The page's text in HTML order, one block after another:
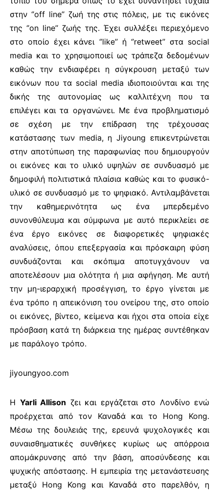
στην ‘’off line’’ ζωή της στις πόλεις, με τις εικόνες
της ‘’on line’’ ζωής της. Έχει συλλέξει περιεχόμενο
στο οποίο έχει κάνει ‘’like’’ ή ‘’retweet’’ στα social
media και το χρησιμοποιεί ως τράπεζα δεδομένων
καθώς την ενδιαφέρει η σύγκρουση μεταξύ των
εικόνων που τα social media ιδιοποιούνται και της
δικής της αυτονομίας ως καλλιτέχνη που τα
επιλέγει και τα οργανώνει. Με ένα προβληματισμό
σε σχέση με την επίδραση της τρέχουσας
κατάστασης των media, η Jiyoung επικεντρώνεται
στην αποτύπωση της παραφωνίας που δημιουργούν
οι εικόνες και το υλικό υψηλών σε συνδυασμό με
δημοφιλή πολιτιστικά πλαίσια καθώς και το φυσικό-
υλικό σε συνδυασμό με το ψηφιακό. Αντιλαμβάνεται
την καθημερινότητα ως ένα μπερδεμένο
συνονθύλευμα και σύμφωνα με αυτό περικλείει σε
ένα έργο εικόνες σε διαφορετικές ψηφιακές
αναλύσεις, όπου επεξεργασία και πρόσκαιρη φύση
συνδυάζονται και σκόπιμα αποτυγχάνουν να
αποτελέσουν μια ολότητα ή μια αφήγηση. Με αυτή
την μη-ιεραρχική προσέγγιση, το έργο γίνεται με
ένα τρόπο η απεικόνιση του ονείρου της, στο οποίο
οι εικόνες, βίντεο, κείμενα και ήχοι στα οποία είχε
πρόσβαση κατά τη διάρκεια της ημέρας συντέθηκαν
με παράλογο τρόπο.
jiyoungyoo.com
Η Yarli Allison ζει και εργάζεται στο Λονδίνο ενώ
προέρχεται από τον Καναδά και το Hong Kong.
Μέσω της δουλειάς της, ερευνά ψυχολογικές και
συναισθηματικές συνθήκες κυρίως ως απόρροια
απομάκρυνσης από την βάση, αποσύνδεσης και
ψυχικής απόστασης. Η εμπειρία της μετανάστευσης
μεταξύ Hong Kong και Καναδά στο παρελθόν, η